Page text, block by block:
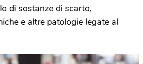
di sostanze di scarto,
e altre patologie legate al